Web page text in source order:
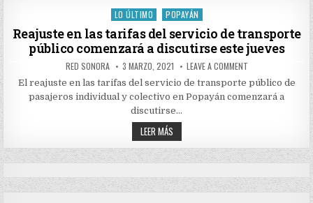
POR
LA
CARRETERA
PANAMERICANA
Posted
LO ÚLTIMO POPAYÁN
Reajuste en las tarifas del servicio de transporte
público comenzará a discutirse este jueves
AUTHOR:
RED SONORA PUBLISHED
DATE:
3 MARZO, 2021 LEAVE A COMMENTON
EN
LAS
TARIFAS
COMENZARÁ
DISCUTIRSE
El reajuste en las tarifas del servicio de transporte público de
pasajeros individual y colectivo en Popayán comenzará a
discutirse…
LEER MÁSREAJUSTE
EN
LAS
SERVICIO
TRANSPORTE